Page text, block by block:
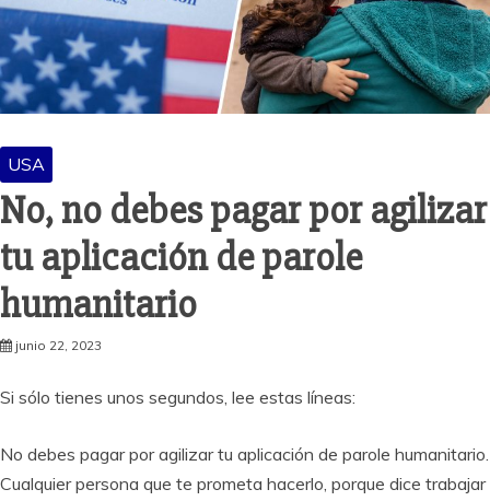
USA
No, no debes pagar por agilizar
tu aplicación de parole
humanitario
junio 22, 2023
Si sólo tienes unos segundos, lee estas líneas:
No debes pagar por agilizar tu aplicación de parole humanitario.
Cualquier persona que te prometa hacerlo, porque dice trabajar